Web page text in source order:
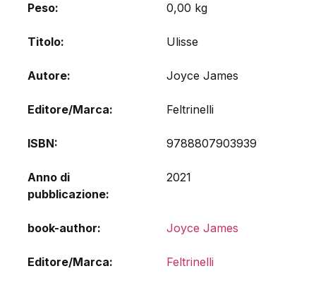
Peso 0,00 kg
Titolo Ulisse
Autore Joyce James
Editore/Marca Feltrinelli
ISBN 9788807903939
Anno di
pubblicazione
2021
book-author Joyce James
Editore/Marca Feltrinelli